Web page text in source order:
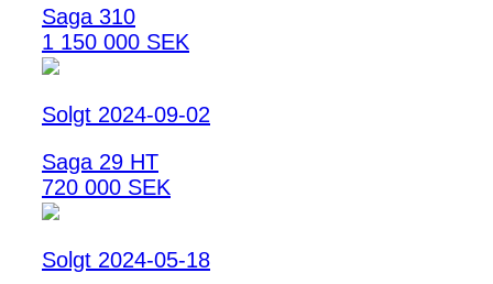
Saga 310
1 150 000 SEK
Solgt 2024-09-02
Saga 29 HT
720 000 SEK
Solgt 2024-05-18